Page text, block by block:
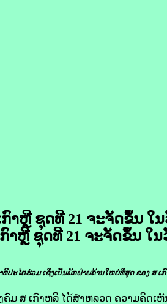
ກົາຫຼີ ຊຸດ​ທີ 21 ຈະ​ຈັດ​ຂຶ້ນ ໃ
າຫຼີ ຊຸດ​ທີ 21 ຈະ​ຈັດ​ຂຶ້ນ ໃ
ປະໄຕ​ຮ່ວມ ເຊິ່ງ​ເປັນ​ພັກຝ່າຍ​ຄ້ານໃຫຍ່​ທີ່​ສຸດ ຂອງ ສ ເ
ຄົມ ສ ເກົາຫລີ ໄດ້​ສຳ​ຫລວດ ຄວາມ​ຄິດ​ເ